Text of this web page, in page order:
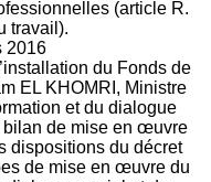
(article R.
travail).
2016
du Fonds de
EL KHOMRI, Ministre
et du dialogue
bilan de mise en œuvre
dispositions du décret
de mise en œuvre du